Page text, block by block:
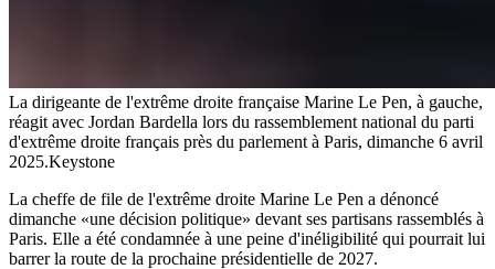
La dirigeante de l'extrême droite française Marine Le Pen, à gauche,
réagit avec Jordan Bardella lors du rassemblement national du parti
d'extrême droite français près du parlement à Paris, dimanche 6 avril
2025.Keystone
La cheffe de file de l'extrême droite Marine Le Pen a dénoncé
dimanche «une décision politique» devant ses partisans rassemblés à
Paris. Elle a été condamnée à une peine d'inéligibilité qui pourrait lui
barrer la route de la prochaine présidentielle de 2027.